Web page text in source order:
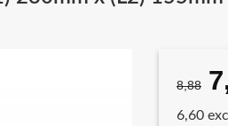
8,88
6,60